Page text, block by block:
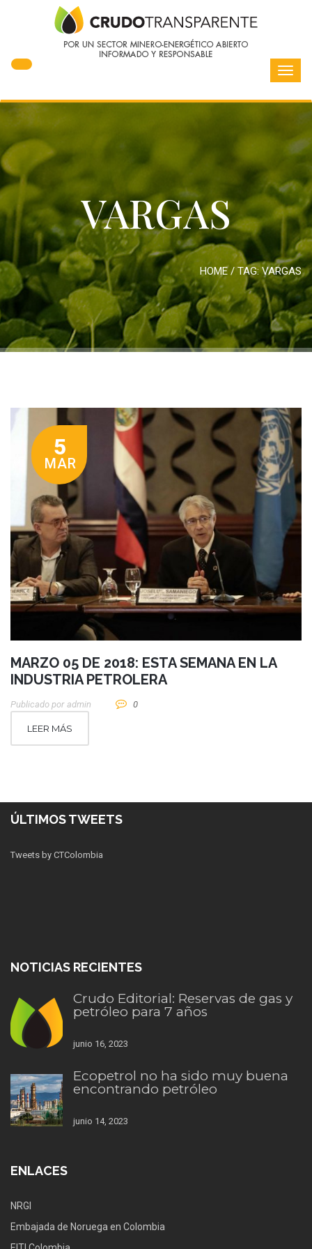
VARGAS
HOME/ TAG:VARGAS
5
MAR
MARZO 05 DE 2018: ESTA SEMANA EN LA
INDUSTRIA PETROLERA
Publicado por Admin 0
LEER MÁS
ÚLTIMOS TWEETS
Tweets by CTColombia
NOTICIAS RECIENTES
Crudo Editorial: Reservas de gas y
petróleo para 7 años
junio 16, 2023
Ecopetrol no ha sido muy buena
encontrando petróleo
junio 14, 2023
ENLACES
NRGI
Embajada de Noruega en Colombia